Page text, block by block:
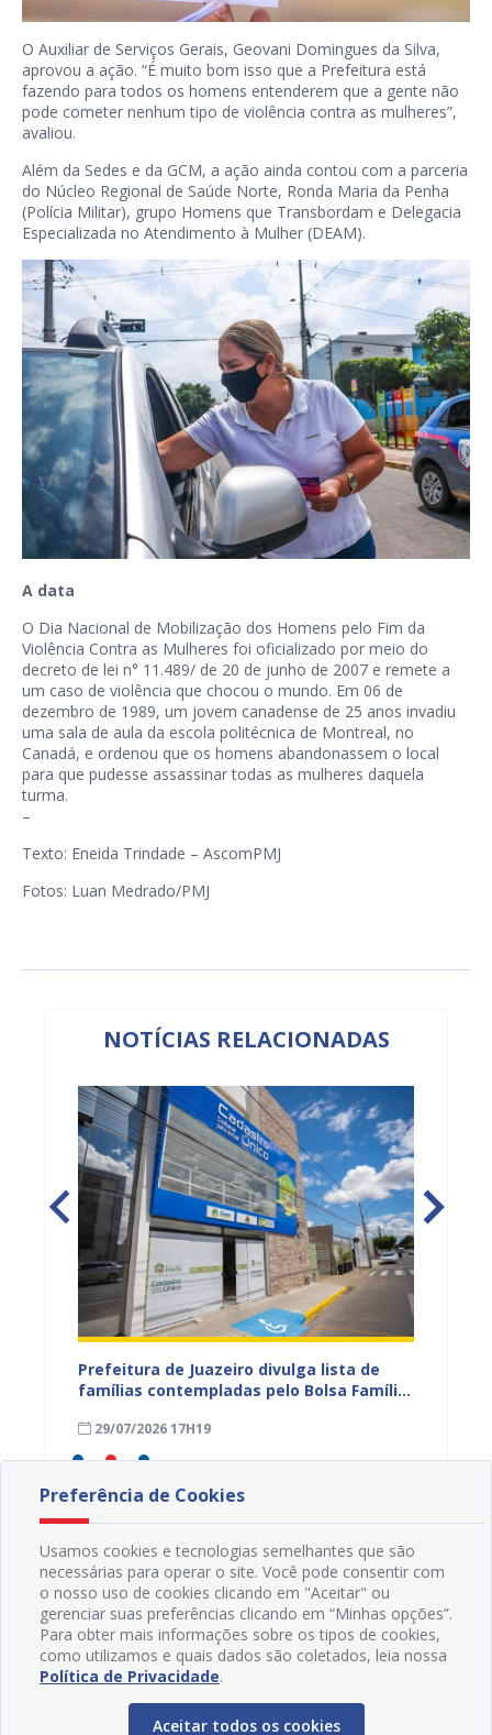
O Auxiliar de Serviços Gerais, Geovani Domingues da Silva,
aprovou a ação. “É muito bom isso que a Prefeitura está
fazendo para todos os homens entenderem que a gente não
pode cometer nenhum tipo de violência contra as mulheres”,
avaliou.
Além da Sedes e da GCM, a ação ainda contou com a parceria
do Núcleo Regional de Saúde Norte, Ronda Maria da Penha
(Polícia Militar), grupo Homens que Transbordam e Delegacia
Especializada no Atendimento à Mulher (DEAM).
A data
O Dia Nacional de Mobilização dos Homens pelo Fim da
Violência Contra as Mulheres foi oficializado por meio do
decreto de lei n° 11.489/ de 20 de junho de 2007 e remete a
um caso de violência que chocou o mundo. Em 06 de
dezembro de 1989, um jovem canadense de 25 anos invadiu
uma sala de aula da escola politécnica de Montreal, no
Canadá, e ordenou que os homens abandonassem o local
para que pudesse assassinar todas as mulheres daquela
turma.
–
Texto: Eneida Trindade – AscomPMJ
Fotos: Luan Medrado/PMJ
NOTÍCIAS RELACIONADAS
Prefeitura de Juazeiro divulga lista de
famílias contempladas pelo Bolsa Família
29/07/2026 17H19
Preferência de Cookies
Usamos cookies e tecnologias semelhantes que são
necessárias para operar o site. Você pode consentir com
o nosso uso de cookies clicando em "Aceitar" ou
gerenciar suas preferências clicando em “Minhas opções”.
Para obter mais informações sobre os tipos de cookies,
como utilizamos e quais dados são coletados, leia nossa
Política de Privacidade.
Aceitar todos os cookies